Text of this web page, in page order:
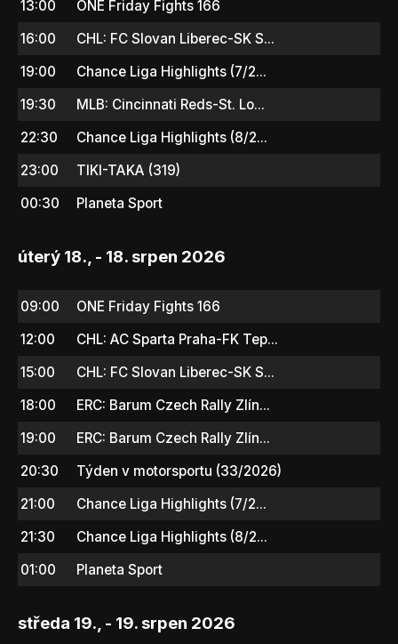
13:00
ONE Friday Fights 166
16:00
CHL: FC Slovan Liberec-SK S...
19:00
Chance Liga Highlights (7/2...
19:30
MLB: Cincinnati Reds-St. Lo...
22:30
Chance Liga Highlights (8/2...
23:00
TIKI-TAKA (319)
00:30
Planeta Sport
úterý 18., - 18. srpen 2026
09:00
ONE Friday Fights 166
12:00
CHL: AC Sparta Praha-FK Tep...
15:00
CHL: FC Slovan Liberec-SK S...
18:00
ERC: Barum Czech Rally Zlín...
19:00
ERC: Barum Czech Rally Zlín...
20:30
Týden v motorsportu (33/2026)
21:00
Chance Liga Highlights (7/2...
21:30
Chance Liga Highlights (8/2...
01:00
Planeta Sport
středa 19., - 19. srpen 2026